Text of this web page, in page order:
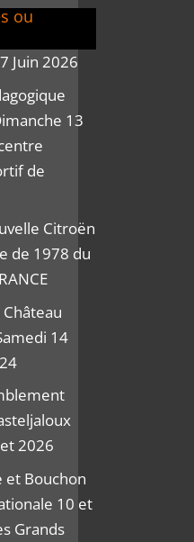
ou
Juin 2026
13
de
Citroën
de 1978 du
14
2026
et Bouchon
10 et
Grands